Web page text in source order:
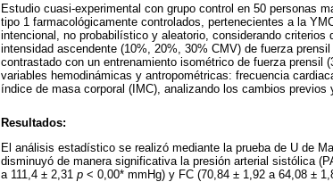
Estudio cuasi-experimental con grupo control en 50 personas
tipo 1 farmacológicamente controlados, pertenecientes a la
intencional, no probabilístico y aleatorio, considerando
intensidad ascendente (10%, 20%, 30% CMV) de fuerza
contrastado con un entrenamiento isométrico de fuerza prensil
variables hemodinámicas y antropométricas: frecuencia
índice de masa corporal (IMC), analizando los cambios previos
Resultados:
El análisis estadístico se realizó mediante la prueba de U de
disminuyó de manera significativa la presión arterial sistólica
a 111,4 ± 2,31 p < 0,00* mmHg) y FC (70,84 ± 1,92 a 64,08 ±